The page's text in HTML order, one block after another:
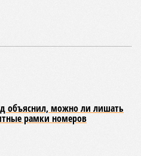
объяснил, можно ли лишать
рамки номеров